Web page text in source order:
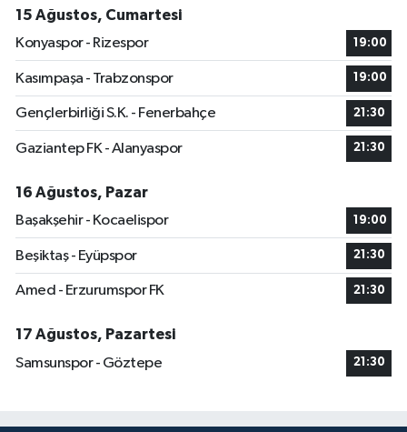
15 Ağustos, Cumartesi
Konyaspor - Rizespor
19:00
Kasımpaşa - Trabzonspor 19:00
Gençlerbirliği S.K. - Fenerbahçe 21:30
Gaziantep FK - Alanyaspor 21:30
16 Ağustos, Pazar
Başakşehir - Kocaelispor
19:00
Beşiktaş - Eyüpspor 21:30
Amed - Erzurumspor FK 21:30
17 Ağustos, Pazartesi
Samsunspor - Göztepe
21:30